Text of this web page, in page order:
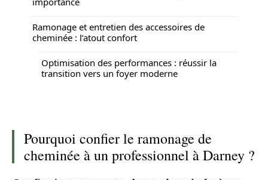
Ramonage et entretien des accessoires de
cheminée : l’atout confort
Optimisation des performances : réussir la
transition vers un foyer moderne
Pourquoi confier le ramonage de
cheminée à un professionnel à Darney ?